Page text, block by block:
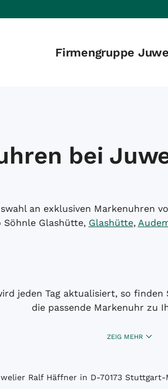
Firmengruppe
bei
an exklusiven Markenuhren
Söhnle Glashütte, Glashütte,
jeden Tag aktualisiert, so
die passende Markenuhr zu
ZEIG MEHR
Ralf Häffner in D-70173